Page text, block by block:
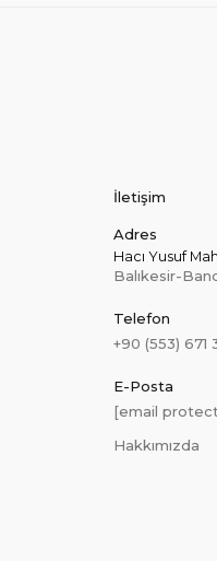
İletişim
Adres
Hacı Yusuf
Balıkesir-
Telefon
+90 (553) 671
E-Posta
[email
Hakkımızda